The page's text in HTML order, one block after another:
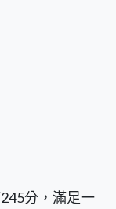
分，滿足一